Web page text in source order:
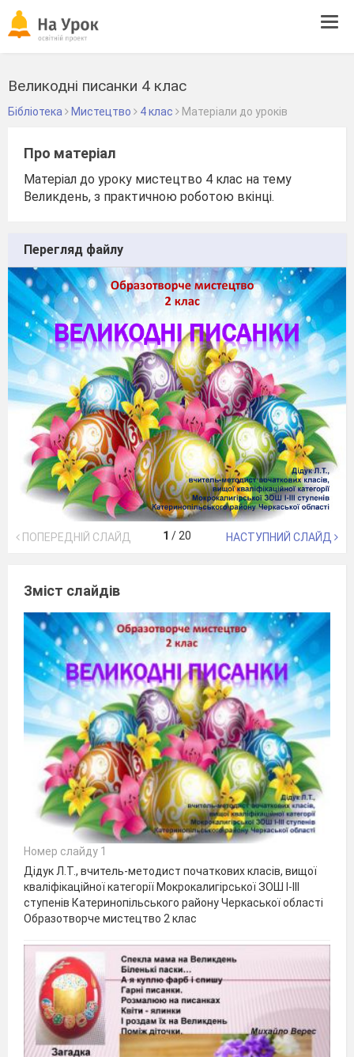
Великодні писанки 4 клас
Бібліотека Мистецтво 4 клас Матеріали до уроків
Про матеріал
Матеріал до уроку мистецтво 4 клас на тему
Великдень, з практичною роботою вкінці.
Перегляд файлу
ПОПЕРЕДНІЙ СЛАЙД 1 / 20 НАСТУПНИЙ СЛАЙД
Зміст слайдів
Номер слайду 1
Дідук Л.Т., вчитель-методист початкових класів, вищої
кваліфікаційної категорії Мокрокалигірської ЗОШ І-ІІІ
ступенів Катеринопільського району Черкаської області
Образотворче мистецтво 2 клас